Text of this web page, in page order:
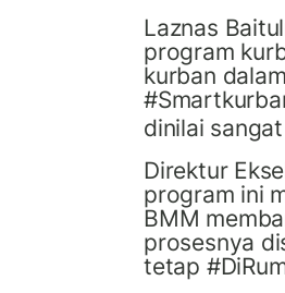
Laznas
program
kurban
dinilai
Direktur
program ini
BMM
prosesnya
tetap